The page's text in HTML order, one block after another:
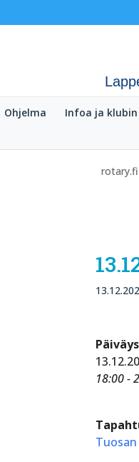
Ohjelma Infoa ja
rotary.fi
18:00 -